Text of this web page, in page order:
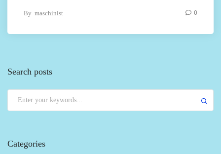
By maschinist 0
Search posts
Categories